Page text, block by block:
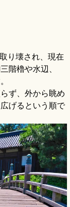
り壊され、現在
階櫓や水辺、
ず、外から眺め
げるという順で